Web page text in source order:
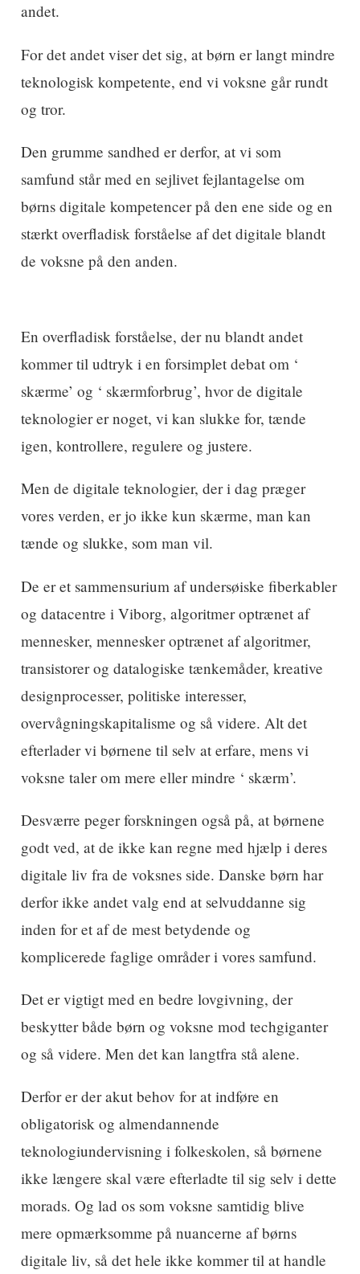
andet.
For det andet viser det sig, at børn er langt mindre
teknologisk kompetente, end vi voksne går rundt
og tror.
Den grumme sandhed er derfor, at vi som
samfund står med en sejlivet fejlantagelse om
børns digitale kompetencer på den ene side og en
stærkt overfladisk forståelse af det digitale blandt
de voksne på den anden.
En overfladisk forståelse, der nu blandt andet
kommer til udtryk i en forsimplet debat om ‘
skærme’ og ‘ skærmforbrug’, hvor de digitale
teknologier er noget, vi kan slukke for, tænde
igen, kontrollere, regulere og justere.
Men de digitale teknologier, der i dag præger
vores verden, er jo ikke kun skærme, man kan
tænde og slukke, som man vil.
De er et sammensurium af undersøiske fiberkabler
og datacentre i Viborg, algoritmer optrænet af
mennesker, mennesker optrænet af algoritmer,
transistorer og datalogiske tænkemåder, kreative
designprocesser, politiske interesser,
overvågningskapitalisme og så videre. Alt det
efterlader vi børnene til selv at erfare, mens vi
voksne taler om mere eller mindre ‘ skærm’.
Desværre peger forskningen også på, at børnene
godt ved, at de ikke kan regne med hjælp i deres
digitale liv fra de voksnes side. Danske børn har
derfor ikke andet valg end at selvuddanne sig
inden for et af de mest betydende og
komplicerede faglige områder i vores samfund.
Det er vigtigt med en bedre lovgivning, der
beskytter både børn og voksne mod techgiganter
og så videre. Men det kan langtfra stå alene.
Derfor er der akut behov for at indføre en
obligatorisk og almendannende
teknologiundervisning i folkeskolen, så børnene
ikke længere skal være efterladte til sig selv i dette
morads. Og lad os som voksne samtidig blive
mere opmærksomme på nuancerne af børns
digitale liv, så det hele ikke kommer til at handle